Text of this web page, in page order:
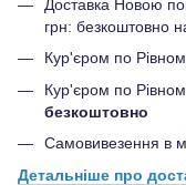
Доставка Новою
грн: безкоштовно
Кур'єром по
Кур'єром по
безкоштовно
Самовивезення в
Детальніше про